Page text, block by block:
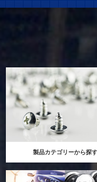
製品カテゴリーから探す